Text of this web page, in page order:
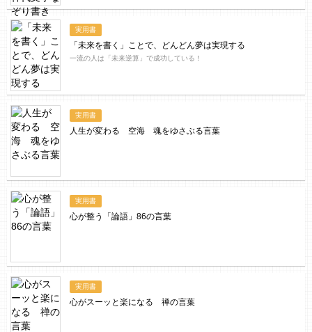
実用書
「未来を書く」ことで、どんどん夢は実現する
一流の人は「未来逆算」で成功している！
実用書
人生が変わる 空海 魂をゆさぶる言葉
実用書
心が整う「論語」86の言葉
実用書
心がスーッと楽になる 禅の言葉